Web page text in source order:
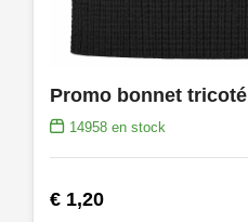
Promo bonnet tricoté
14958en stock
€ 1,20